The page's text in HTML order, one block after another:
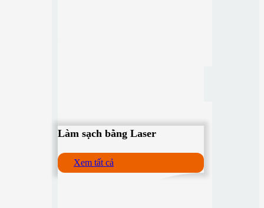
Làm sạch bằng Laser
Xem tất cả